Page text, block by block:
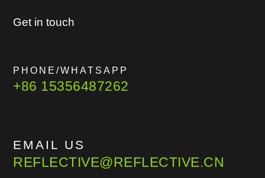
Get in touch
PHONE/WHATSAPP
+86 15356487262
EMAIL US
REFLECTIVE@REFLECTIVE.CN